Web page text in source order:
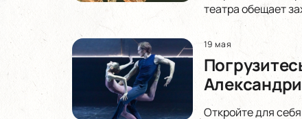
театра обещает
19 мая
Откройте для